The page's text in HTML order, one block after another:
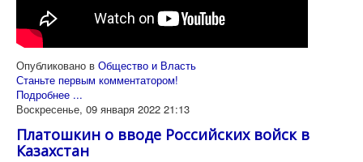
Опубликовано в Общество и Власть
Станьте первым комментатором!
Подробнее ...
Воскресенье, 09 января 2022 21:13
Платошкин о вводе Российских войск в
Казахстан